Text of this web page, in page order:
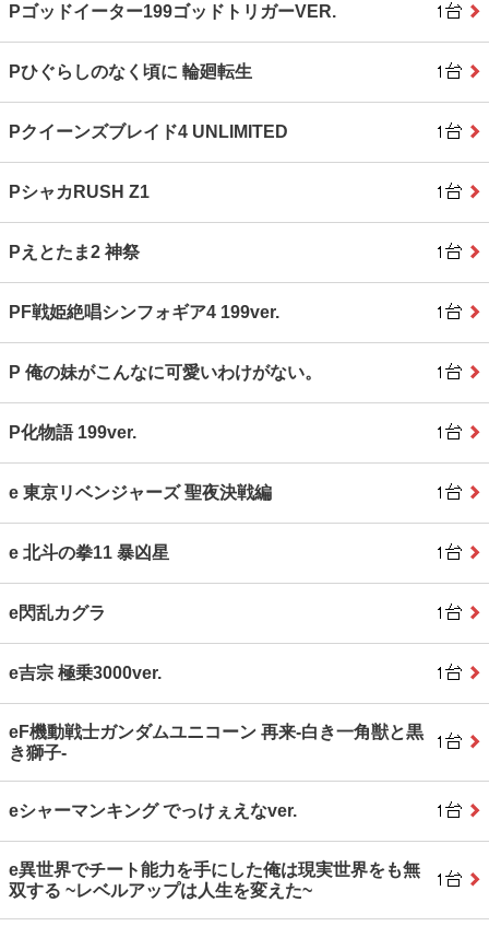
Pゴッドイーター199ゴッドトリガーVER.
Pひぐらしのなく頃に 輪廻転生
Pクイーンズブレイド4 UNLIMITED
PシャカRUSH Z1
Pえとたま2 神祭
PF戦姫絶唱シンフォギア4 199ver.
P 俺の妹がこんなに可愛いわけがない。
P化物語 199ver.
e 東京リベンジャーズ 聖夜決戦編
e 北斗の拳11 暴凶星
e閃乱カグラ
e吉宗 極乗3000ver.
eF機動戦士ガンダムユニコーン 再来‐白き一角獣と黒
き獅子‐
eシャーマンキング でっけぇえなver.
e異世界でチート能力を手にした俺は現実世界をも無
双する ~レベルアップは人生を変えた~